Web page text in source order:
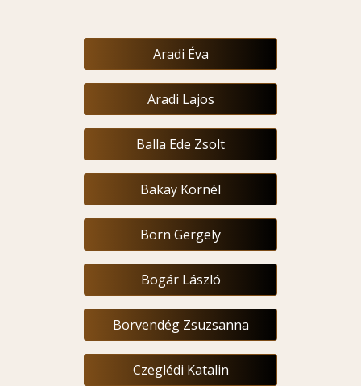
Aradi Éva
Aradi Lajos
Balla Ede Zsolt
Bakay Kornél
Born Gergely
Bogár László
Borvendég Zsuzsanna
Czeglédi Katalin